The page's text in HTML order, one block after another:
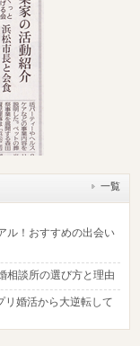
一覧
ル！おすすめの出会い
相談所の選び方と理由
リ婚活から大逆転して